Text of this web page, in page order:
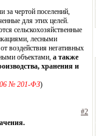
за чертой поселений,
для этих целей.
сельскохозяйственные
лесными
воздействия негативных
объектами, а также
хранения и
№ 201-ФЗ)
#2